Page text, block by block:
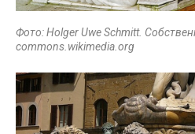
Фото: Holger Uwe Schmitt.
commons.wikimedia.org